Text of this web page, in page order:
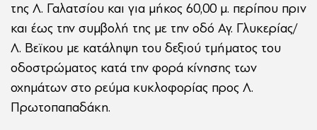
της Λ. Γαλατσίου και για μήκος 60,00 μ. περίπου πριν
και έως την συμβολή της με την οδό Αγ. Γλυκερίας/
Λ. Βεϊκου με κατάληψη του δεξιού τμήματος του
οδοστρώματος κατά την φορά κίνησης των
οχημάτων στο ρεύμα κυκλοφορίας προς Λ.
Πρωτοπαπαδάκη.